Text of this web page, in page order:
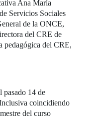
Ana María
Servicios Sociales
de la ONCE,
del CRE de
pedagógica del CRE,
pasado 14 de
coincidiendo
del curso